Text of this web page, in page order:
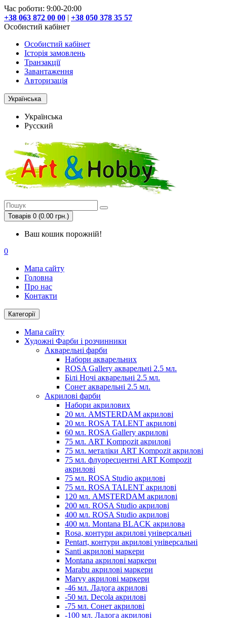
Час роботи: 9:00-20:00
+38 063 872 00 00 | +38 050 378 35 57
Особистий кабінет
Особистий кабінет
Історія замовлень
Транзакції
Завантаження
Авторизація
Українська
Українська
Русский
Товарів 0 (0.00 грн.)
Ваш кошик порожній!
0
Мапа сайту
Головна
Про нас
Контакти
Категорії
Мапа сайту
Художні Фарби і розчинники
Акварельні фарби
Набори акварельних
ROSA Gallery акварельні 2.5 мл.
Білі Ночі акварельні 2.5 мл.
Сонет акварельні 2.5 мл.
Акрилові фарби
Набори акрилових
20 мл. AMSTERDAM акрилові
20 мл. ROSA TALENT акрилові
60 мл. ROSA Gallery акрилові
75 мл. ART Kompozit акрилові
75 мл. металіки ART Kompozit акрилові
75 мл. флуоресцентні ART Kompozit
акрилові
75 мл. ROSA Studio акрилові
75 мл. ROSA TALENT акрилові
120 мл. AMSTERDAM акрилові
200 мл. ROSA Studio акрилові
400 мл. ROSA Studio акрилові
400 мл. Montana BLACK акрилова
Rosa, контури акрилові універсальні
Pentart, контури акрилові універсальні
Santi акрилові маркери
Montana акрилові маркери
Marabu акрилові маркери
Marvy акрилові маркери
-46 мл. Ладога акрилові
-50 мл. Decola акрилові
-75 мл. Сонет акрилові
-100 мл. Ладога акрилові